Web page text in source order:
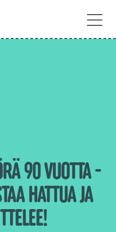
90 VUOTTA -
HATTUA JA